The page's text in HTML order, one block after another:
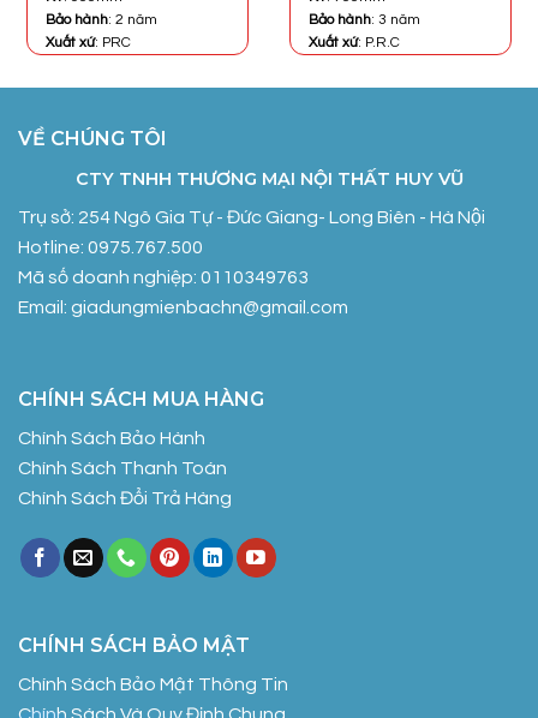
Bảo hành: 2 năm
Xuất xứ: PRC
Bảo hành: 3 năm
Xuất xứ: P.R.C
VỀ CHÚNG TÔI
CTY TNHH THƯƠNG MẠI NỘI THẤT HUY VŨ
Trụ sở: 254 Ngô Gia Tự - Đức Giang- Long Biên - Hà Nội
Hotline: 0975.767.500
Mã số doanh nghiệp: 0110349763
Email: giadungmienbachn@gmail.com
CHÍNH SÁCH MUA HÀNG
Chính Sách Bảo Hành
Chính Sách Thanh Toán
Chính Sách Đổi Trả Hàng
CHÍNH SÁCH BẢO MẬT
Chính Sách Bảo Mật Thông Tin
Chính Sách Và Quy Định Chung